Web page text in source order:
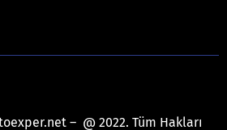
– @ 2022. Tüm Hakları